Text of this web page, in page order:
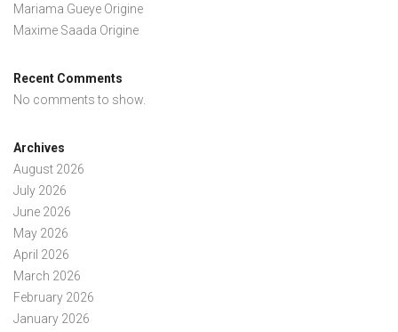
Mariama Gueye Origine
Maxime Saada Origine
Recent Comments
No comments to show.
Archives
August 2026
July 2026
June 2026
May 2026
April 2026
March 2026
February 2026
January 2026